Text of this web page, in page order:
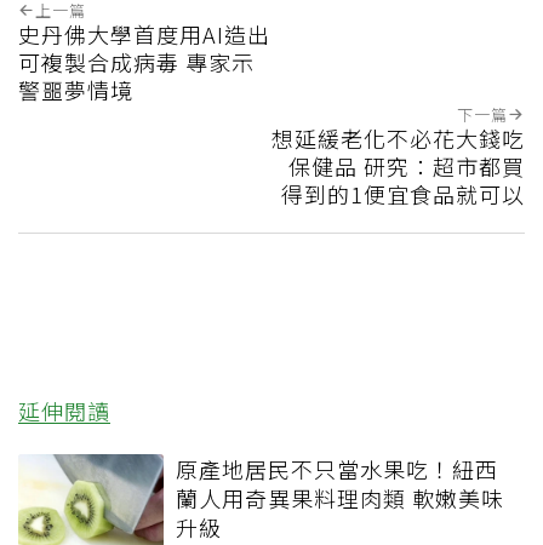
上一篇
史丹佛大學首度用AI造出
可複製合成病毒 專家示
警噩夢情境
下一篇
想延緩老化不必花大錢吃
保健品 研究：超市都買
得到的1便宜食品就可以
延伸閱讀
原產地居民不只當水果吃！紐西
蘭人用奇異果料理肉類 軟嫩美味
升級